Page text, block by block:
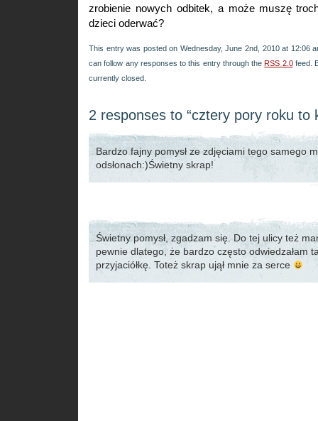
zrobienie nowych odbitek, a może muszę
dzieci oderwać?
This entry was posted on Wednesday, June 2nd, 2010 at 12:06
can follow any responses to this entry through the RSS 2.0feed.
currently closed.
2 responses to “cztery pory roku to
Bardzo fajny pomysł ze zdjęciami tego samego
odsłonach:)Świetny skrap!
Świetny pomysł, zgadzam się. Do tej ulicy też
pewnie dlatego, że bardzo często odwiedzałam
przyjaciółkę. Toteż skrap ujął mnie za serce